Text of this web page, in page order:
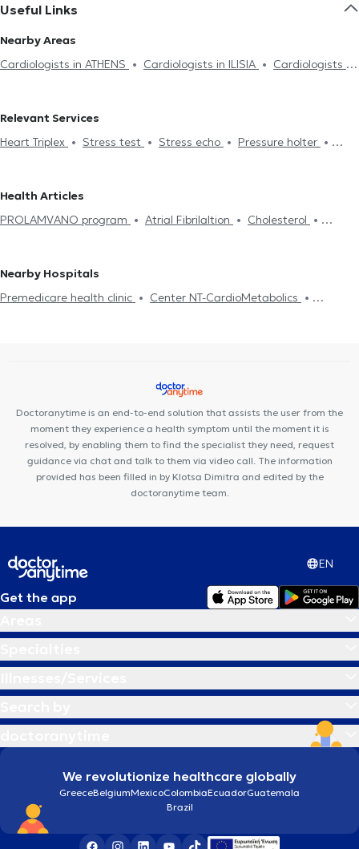
Useful Links
Nearby Areas
Cardiologists in ATHENS
Cardiologists in ILISIA
Cardiologists in
Cardiologists in NEO PSYCHIKO
Cardiologists in PSYCHIKO
Cardiologists in PEDION TOU AREOS
Cardiologists in KOUKAKI
Cardiologists in CHALANDRI
Relevant Services
Heart Triplex
Stress test Stress echo
Pressure holter
Symptoms
Myocarditis
Cardiomyopathy
Valvular Heart Disease
Coronary artery
Health Articles
PROLAMVANO program
Atrial Fibrilaltion
Cholesterol
Nearby Hospitals
Premedicare health clinic
Center NT-CardioMetabolics
Doctoranytime is an end-to-end solution that assists the user from the
moment they experience a health symptom until the moment it is
resolved, by enabling them to find the specialist they need, request
guidance via chat and talk to them via video call. The information
provided has been filled in by Klotsa Dimitra and edited by the
doctoranytime team.
EN
Get the app
We revolutionize healthcare globally
GreeceBelgiumMexicoColombiaEcuadorGuatemala
Brazil